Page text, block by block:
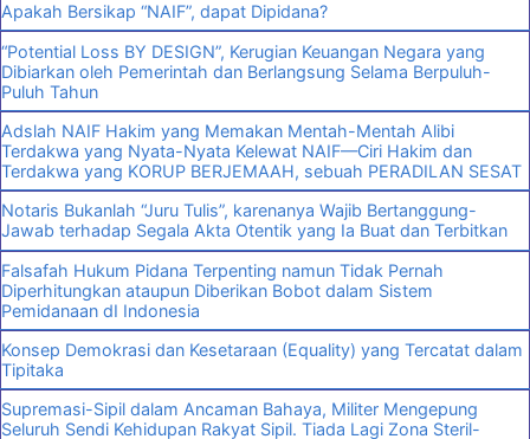
Apakah Bersikap “NAIF”, dapat Dipidana?
“Potential Loss BY DESIGN”, Kerugian Keuangan Negara yang
Dibiarkan oleh Pemerintah dan Berlangsung Selama Berpuluh-
Puluh Tahun
Adslah NAIF Hakim yang Memakan Mentah-Mentah Alibi
Terdakwa yang Nyata-Nyata Kelewat NAIF—Ciri Hakim dan
Terdakwa yang KORUP BERJEMAAH, sebuah PERADILAN SESAT
Notaris Bukanlah “Juru Tulis”, karenanya Wajib Bertanggung-
Jawab terhadap Segala Akta Otentik yang Ia Buat dan Terbitkan
Falsafah Hukum Pidana Terpenting namun Tidak Pernah
Diperhitungkan ataupun Diberikan Bobot dalam Sistem
Pemidanaan dI Indonesia
Konsep Demokrasi dan Kesetaraan (Equality) yang Tercatat dalam
Tipitaka
Supremasi-Sipil dalam Ancaman Bahaya, Militer Mengepung
Seluruh Sendi Kehidupan Rakyat Sipil. Tiada Lagi Zona Steril-